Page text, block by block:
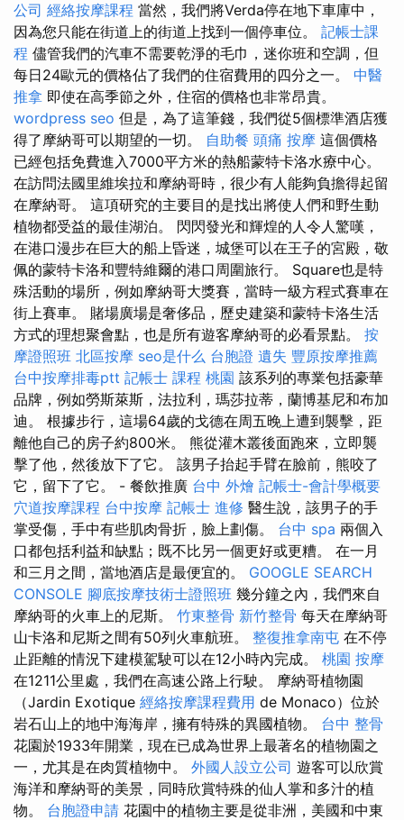
公司 經絡按摩課程 當然，我們將Verda停在地下車庫中，
因為您只能在街道上的街道上找到一個停車位。 記帳士課
程 儘管我們的汽車不需要乾淨的毛巾，迷你班和空調，但
每日24歐元的價格佔了我們的住宿費用的四分之一。 中醫
推拿 即使在高季節之外，住宿的價格也非常昂貴。
wordpress seo 但是，為了這筆錢，我們從5個標準酒店獲
得了摩納哥可以期望的一切。 自助餐 頭痛 按摩 這個價格
已經包括免費進入7000平方米的熱船蒙特卡洛水療中心。
在訪問法國里維埃拉和摩納哥時，很少有人能夠負擔得起留
在摩納哥。 這項研究的主要目的是找出將使人們和野生動
植物都受益的最佳湖泊。 閃閃發光和輝煌的人令人驚嘆，
在港口漫步在巨大的船上昏迷，城堡可以在王子的宮殿，敬
佩的蒙特卡洛和豐特維爾的港口周圍旅行。 Square也是特
殊活動的場所，例如摩納哥大獎賽，當時一級方程式賽車在
街上賽車。 賭場廣場是奢侈品，歷史建築和蒙特卡洛生活
方式的理想聚會點，也是所有遊客摩納哥的必看景點。 按
摩證照班 北區按摩 seo是什么 台胞證 遺失 豐原按摩推薦
台中按摩排毒ptt 記帳士 課程 桃園 該系列的專業包括豪華
品牌，例如勞斯萊斯，法拉利，瑪莎拉蒂，蘭博基尼和布加
迪。 根據步行，這場64歲的戈德在周五晚上遭到襲擊，距
離他自己的房子約800米。 熊從灌木叢後面跑來，立即襲
擊了他，然後放下了它。 該男子抬起手臂在臉前，熊咬了
它，留下了它。 - 餐飲推廣 台中 外燴 記帳士-會計學概要
穴道按摩課程 台中按摩 記帳士 進修 醫生說，該男子的手
掌受傷，手中有些肌肉骨折，臉上劃傷。 台中 spa 兩個入
口都包括利益和缺點；既不比另一個更好或更糟。 在一月
和三月之間，當地酒店是最便宜的。 GOOGLE SEARCH
CONSOLE 腳底按摩技術士證照班 幾分鐘之內，我們來自
摩納哥的火車上的尼斯。 竹東整骨 新竹整骨 每天在摩納哥
山卡洛和尼斯之間有50列火車航班。 整復推拿南屯 在不停
止距離的情況下建模駕駛可以在12小時內完成。 桃園 按摩
在1211公里處，我們在高速公路上行駛。 摩納哥植物園
（Jardin Exotique 經絡按摩課程費用 de Monaco）位於
岩石山上的地中海海岸，擁有特殊的異國植物。 台中 整骨
花園於1933年開業，現在已成為世界上最著名的植物園之
一，尤其是在肉質植物中。 外國人設立公司 遊客可以欣賞
海洋和摩納哥的美景，同時欣賞特殊的仙人掌和多汁的植
物。 台胞證申請 花園中的植物主要是從非洲，美國和中東